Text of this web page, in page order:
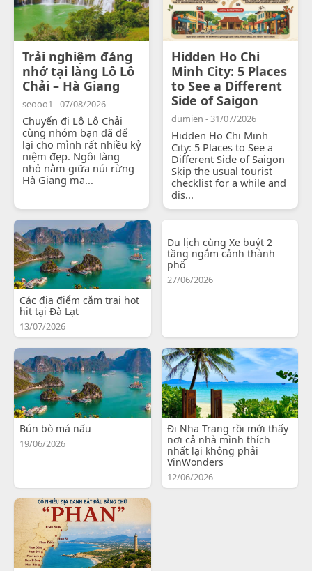
Trải nghiệm đáng
nhớ tại làng Lô Lô
Chải – Hà Giang
seooo1 - 07/08/2026
Chuyến đi Lô Lô Chải
cùng nhóm bạn đã để
lại cho mình rất nhiều kỷ
niệm đẹp. Ngôi làng
nhỏ nằm giữa núi rừng
Hà Giang ma...
Hidden Ho Chi
Minh City: 5 Places
to See a Different
Side of Saigon
dumien - 31/07/2026
Hidden Ho Chi Minh
City: 5 Places to See a
Different Side of Saigon
Skip the usual tourist
checklist for a while and
dis...
Các địa điểm cắm trại hot
hit tại Đà Lạt
13/07/2026
Du lịch cùng Xe buýt 2
tầng ngắm cảnh thành
phố
27/06/2026
Bún bò má nấu
19/06/2026
Đi Nha Trang rồi mới thấy
nơi cả nhà mình thích
nhất lại không phải
VinWonders
12/06/2026